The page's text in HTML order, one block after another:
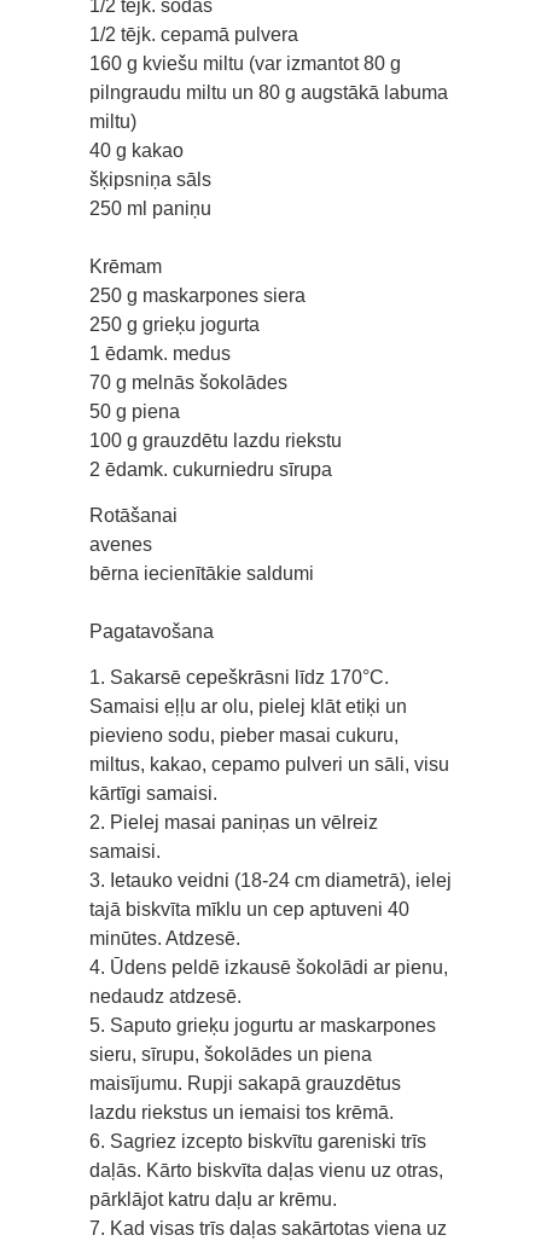
1/2 tējk. sodas
1/2 tējk. cepamā pulvera
160 g kviešu miltu (var izmantot 80 g
pilngraudu miltu un 80 g augstākā labuma
miltu)
40 g kakao
šķipsniņa sāls
250 ml paniņu
Krēmam
250 g maskarpones siera
250 g grieķu jogurta
1 ēdamk. medus
70 g melnās šokolādes
50 g piena
100 g grauzdētu lazdu riekstu
2 ēdamk. cukurniedru sīrupa
Rotāšanai
avenes
bērna iecienītākie saldumi
Pagatavošana
1. Sakarsē cepeškrāsni līdz 170°C.
Samaisi eļļu ar olu, pielej klāt etiķi un
pievieno sodu, pieber masai cukuru,
miltus, kakao, cepamo pulveri un sāli, visu
kārtīgi samaisi.
2. Pielej masai paniņas un vēlreiz
samaisi.
3. Ietauko veidni (18-24 cm diametrā), ielej
tajā biskvīta mīklu un cep aptuveni 40
minūtes. Atdzesē.
4. Ūdens peldē izkausē šokolādi ar pienu,
nedaudz atdzesē.
5. Saputo grieķu jogurtu ar maskarpones
sieru, sīrupu, šokolādes un piena
maisījumu. Rupji sakapā grauzdētus
lazdu riekstus un iemaisi tos krēmā.
6. Sagriez izcepto biskvītu gareniski trīs
daļās. Kārto biskvīta daļas vienu uz otras,
pārklājot katru daļu ar krēmu.
7. Kad visas trīs daļas sakārtotas viena uz